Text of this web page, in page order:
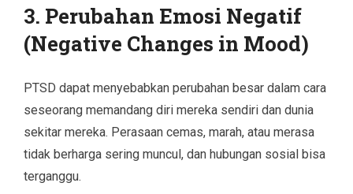
3. Perubahan Emosi Negatif
(Negative Changes in Mood)
PTSD dapat menyebabkan perubahan besar dalam cara
seseorang memandang diri mereka sendiri dan dunia
sekitar mereka. Perasaan cemas, marah, atau merasa
tidak berharga sering muncul, dan hubungan sosial bisa
terganggu.